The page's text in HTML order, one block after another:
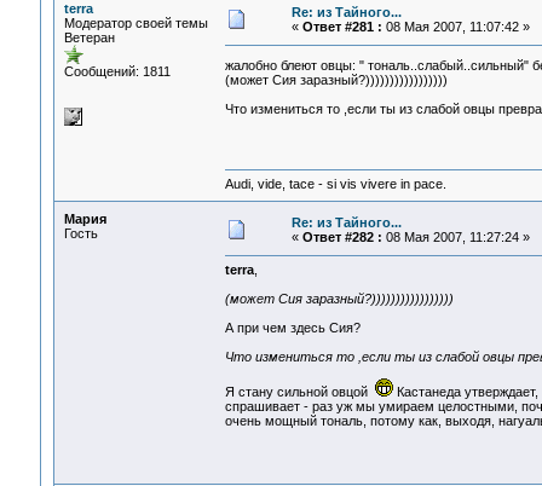
terra
Модератор своей темы
Ветеран
Сообщений: 1811
Re: из Тайного...
« Ответ #281 : 08 Мая 2007, 11:07:42 »
жалобно блеют овцы: " тональ..слабый..сильный"
(может Сия заразный?)))))))))))))))))
Что измениться то ,если ты из слабой овцы
Audi, vide, tace - si vis vivere in pace.
Мария
Гость
Re: из Тайного...
« Ответ #282 : 08 Мая 2007, 11:27:24 »
terra,
(может Сия заразный?)))))))))))))))))
А при чем здесь Сия?
Что измениться то ,если ты из слабой овцы
Я стану сильной овцой
Кастанеда
спрашивает - раз уж мы умираем целостными,
очень мощный тональ, потому как, выходя,